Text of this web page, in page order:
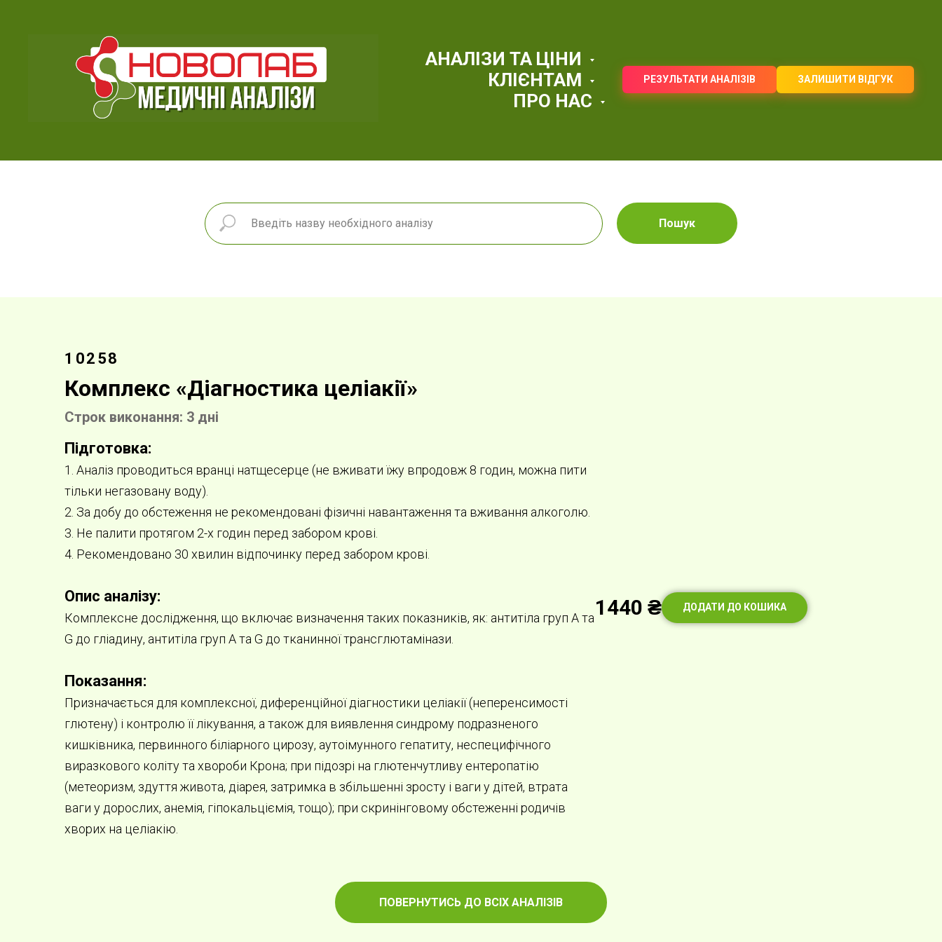
АНАЛІЗИ ТА ЦІНИ
КЛІЄНТАМ
ПРО НАС
РЕЗУЛЬТАТИ АНАЛІЗІВ ЗАЛИШИТИ ВІДГУК
Пошук
10258
Комплекс «Діагностика целіакії»
Строк виконання: 3 дні
Підготовка:
1. Аналіз проводиться вранці натщесерце (не вживати їжу впродовж 8 годин, можна пити
тільки негазовану воду).
2. За добу до обстеження не рекомендовані фізичні навантаження та вживання алкоголю.
3. Не палити протягом 2-х годин перед забором крові.
4. Рекомендовано 30 хвилин відпочинку перед забором крові.
Опис аналізу:
Комплексне дослідження, що включає визначення таких показників, як: антитіла груп А та
G до гліадину, антитіла груп А та G до тканинної трансглютамінази.
Показання:
Призначається для комплексної, диференційної діагностики целіакії (неперенсимості
глютену) і контролю її лікування, а також для виявлення синдрому подразненого
кишківника, первинного біліарного цирозу, аутоімунного гепатиту, неспецифічного
виразкового коліту та хвороби Крона; при підозрі на глютенчутливу ентеропатію
(метеоризм, здуття живота, діарея, затримка в збільшенні зросту і ваги у дітей, втрата
ваги у дорослих, анемія, гіпокальціємія, тощо); при скринінговому обстеженні родичів
хворих на целіакію.
1440 ₴ ДОДАТИ ДО КОШИКА
ПОВЕРНУТИСЬ ДО ВСІХ АНАЛІЗІВ